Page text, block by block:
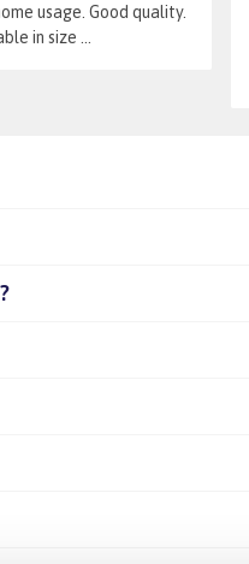
usage. Good quality.
in size ...